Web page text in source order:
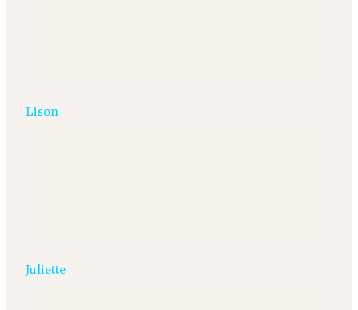
Lison
Juliette